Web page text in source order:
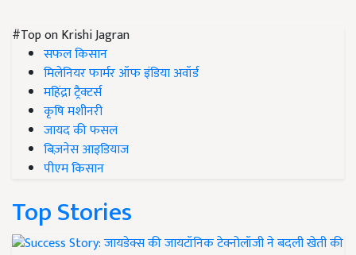
#Top on Krishi Jagran
सफल किसान
मिलेनियर फार्मर ऑफ इंडिया अवॉर्ड
महिंद्रा ट्रैक्टर्स
कृषि मशीनरी
जायद की फसल
बिज़नेस आइडियाज
पीएम किसान
Top Stories